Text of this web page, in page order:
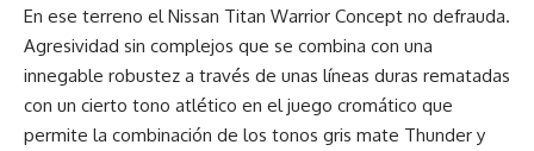
En ese terreno el Nissan Titan Warrior Concept no defrauda.
Agresividad sin complejos que se combina con una
innegable robustez a través de unas líneas duras rematadas
con un cierto tono atlético en el juego cromático que
permite la combinación de los tonos gris mate Thunder y